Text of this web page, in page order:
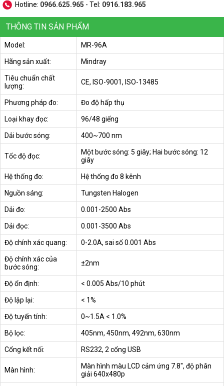
Hotline: 0966.625.965 - Tel: 0916.183.965
THÔNG TIN SẢN PHẨM
Model: MR-96A
Hãng sản xuất: Mindray
Tiêu chuẩn chất
lượng:
CE, ISO-9001, ISO-13485
Phương pháp đo: Đo độ hấp thụ
Loại khay đọc: 96/48 giếng
Dải bước sóng: 400~700 nm
Tốc độ đọc:
Một bước sóng: 5 giây; Hai bước sóng: 12
giây
Hệ thống đo: Hệ thống đo 8 kênh
Nguồn sáng: Tungsten Halogen
Dải đo: 0.001-2500 Abs
Dải đọc: 0.001-3500 Abs
Độ chính xác quang: 0-2.0A, sai số 0.001 Abs
Độ chính xác của
bước sóng:
±2nm
Độ ổn định: < 0.005 Abs/10 phút
Độ lặp lại: < 1%
Độ tuyến tính: 0~1.5A < 1.0%
Bộ lọc: 405nm, 450nm, 492nm, 630nm
Cổng kết nối: RS232, 2 cổng USB
Màn hình:
Màn hình màu LCD cảm ứng 7.8", độ phân
giải 640x480p